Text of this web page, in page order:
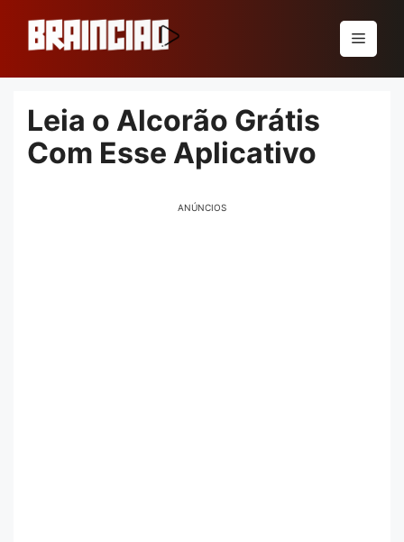
conteúdo
Menu
Leia o Alcorão Grátis
Com Esse Aplicativo
ANÚNCIOS